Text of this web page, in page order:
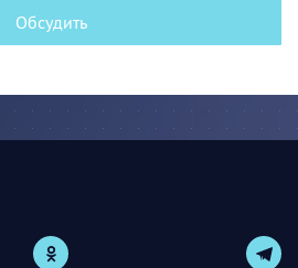
Обсудить